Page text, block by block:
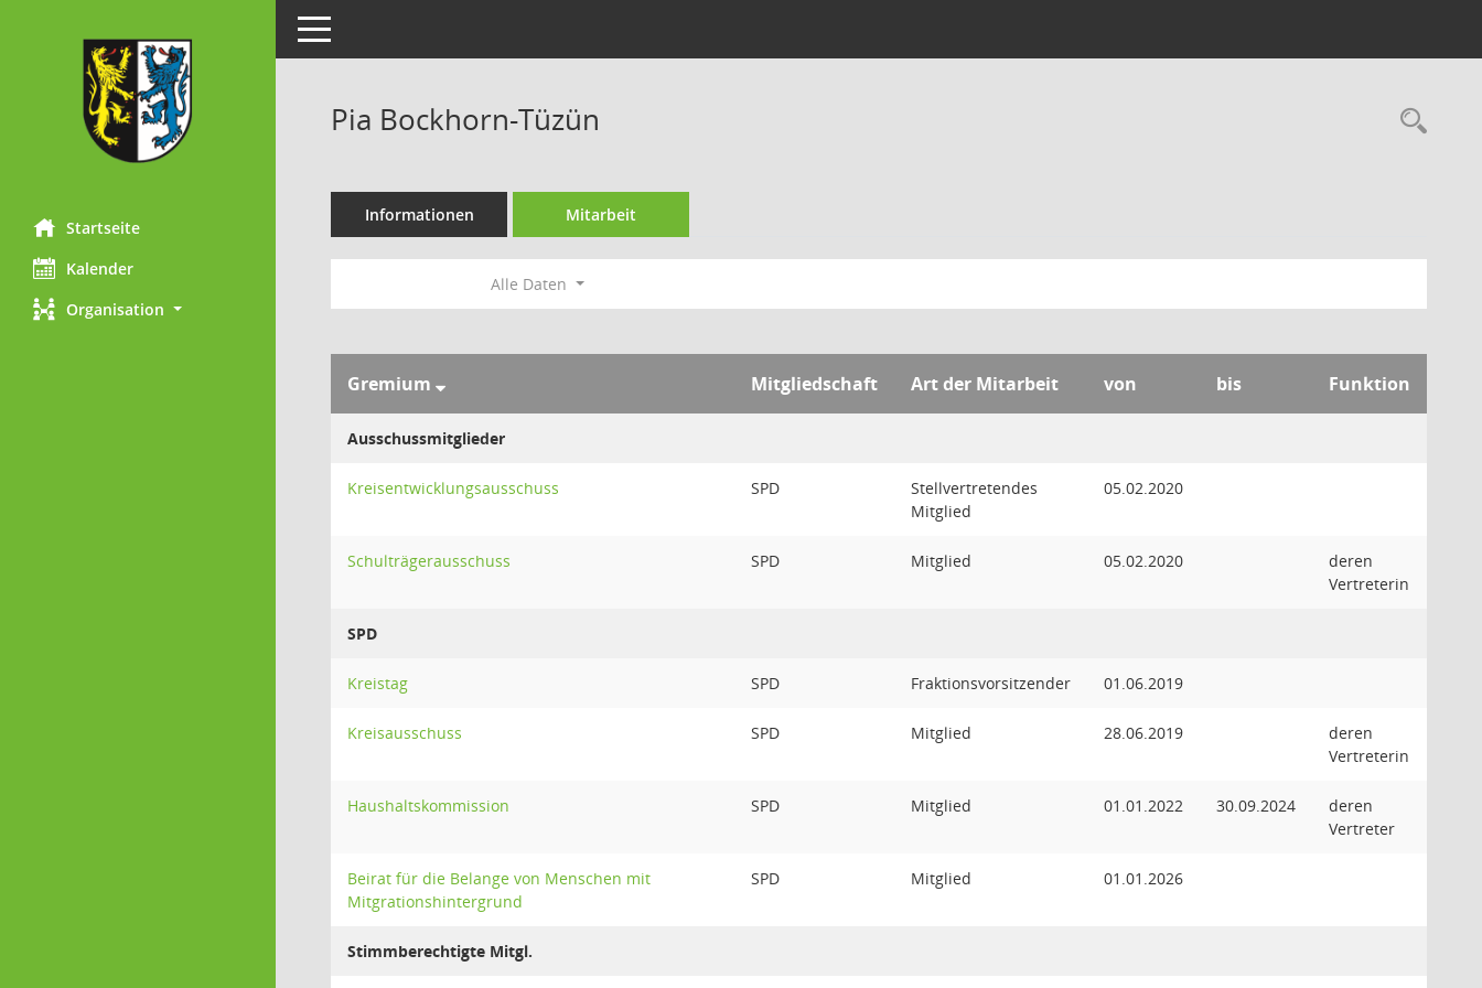
Startseite
Kalender
Organisation
Toggle navigation
Pia Bockhorn-Tüzün
Informationen Mitarbeit
Alle Daten
Gremium Mitgliedschaft Art der Mitarbeit von bis Funktion
Ausschussmitglieder
Kreisentwicklungsausschuss SPD
Stellvertretendes
Mitglied
05.02.2020
Schulträgerausschuss SPD Mitglied 05.02.2020
deren
Vertreterin
SPD
Kreistag SPD Fraktionsvorsitzender 01.06.2019
Kreisausschuss SPD Mitglied 28.06.2019
deren
Vertreterin
Haushaltskommission SPD Mitglied 01.01.2022 30.09.2024
deren
Vertreter
Beirat für die Belange von Menschen mit
Mitgrationshintergrund
SPD Mitglied 01.01.2026
Stimmberechtigte Mitgl.